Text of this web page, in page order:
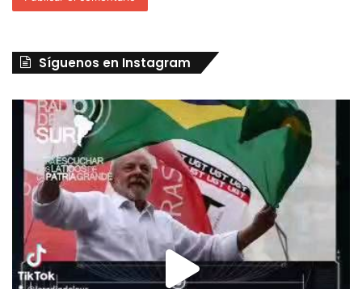
Síguenos en Instagram